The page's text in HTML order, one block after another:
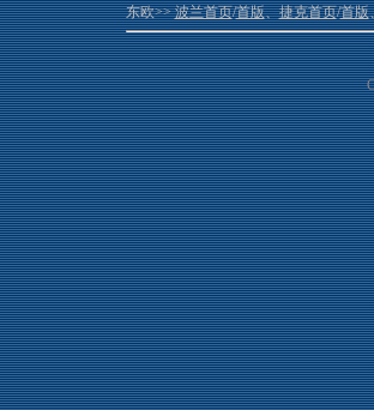
东欧>>波兰首页/首版、捷克首页/首版